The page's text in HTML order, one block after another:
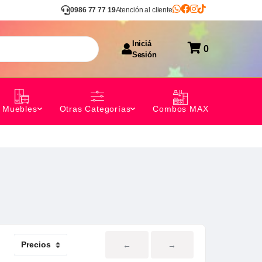
0986 77 77 19Atención al cliente
Iniciá
Sesión
0
Muebles Otras Categorías Combos MAX
← →